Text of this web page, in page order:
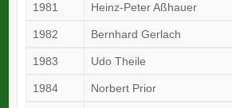
1981 Heinz-Peter Aßhauer
1982 Bernhard Gerlach
1983 Udo Theile
1984 Norbert Prior